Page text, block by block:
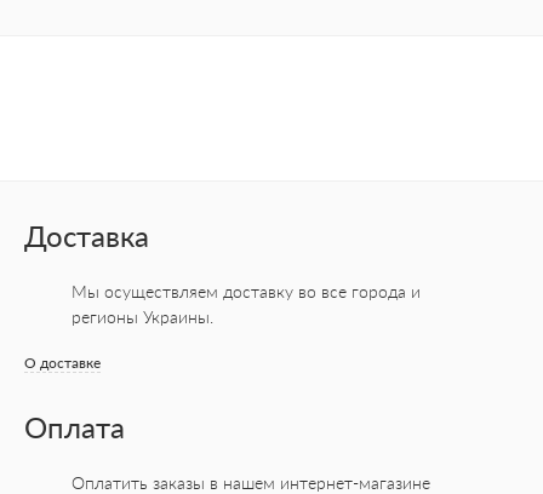
Доставка
Мы осуществляем доставку во все города и
регионы Украины.
О доставке
Оплата
Оплатить заказы в нашем интернет-магазине